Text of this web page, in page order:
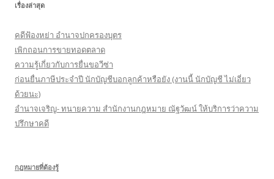
รั
:
เรื่องล่าสุด
คดีฟ้องหย่า อำนาจปกครองบุตร
เพิกถอนการขายทอดตลาด
ความรู้เกี่ยวกับการยื่นขอวีซ่า
ก่อนยื่นภาษีประจำปี นักบัญชีบอกลูกค้าหรือยัง (งานนี้ นักบัญชี ไม่เอี่ยว
ด้วยนะ)
อำนาจเจริญ- ทนายความ สำนักงานกฎหมาย ณัฐวัฒน์ ให้บริการว่าความ
ปรึกษาคดี
กฎหมายที่ต้องรู้